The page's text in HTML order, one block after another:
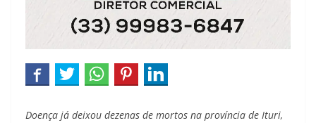
Doença já deixou dezenas de mortos na província de Ituri,